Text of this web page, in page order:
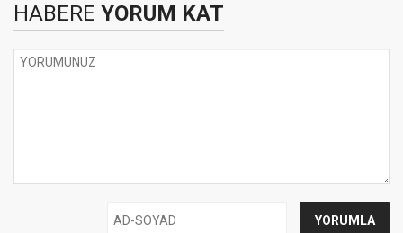
HABERE YORUM KAT